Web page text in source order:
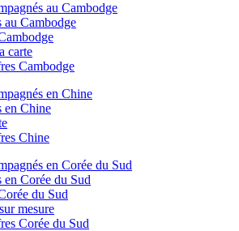
au Cambodge
Cambodge
carte
Cambodge
en Chine
en Chine
Chine
en Corée du Sud
Corée du Sud
du Sud
mesure
Corée du Sud